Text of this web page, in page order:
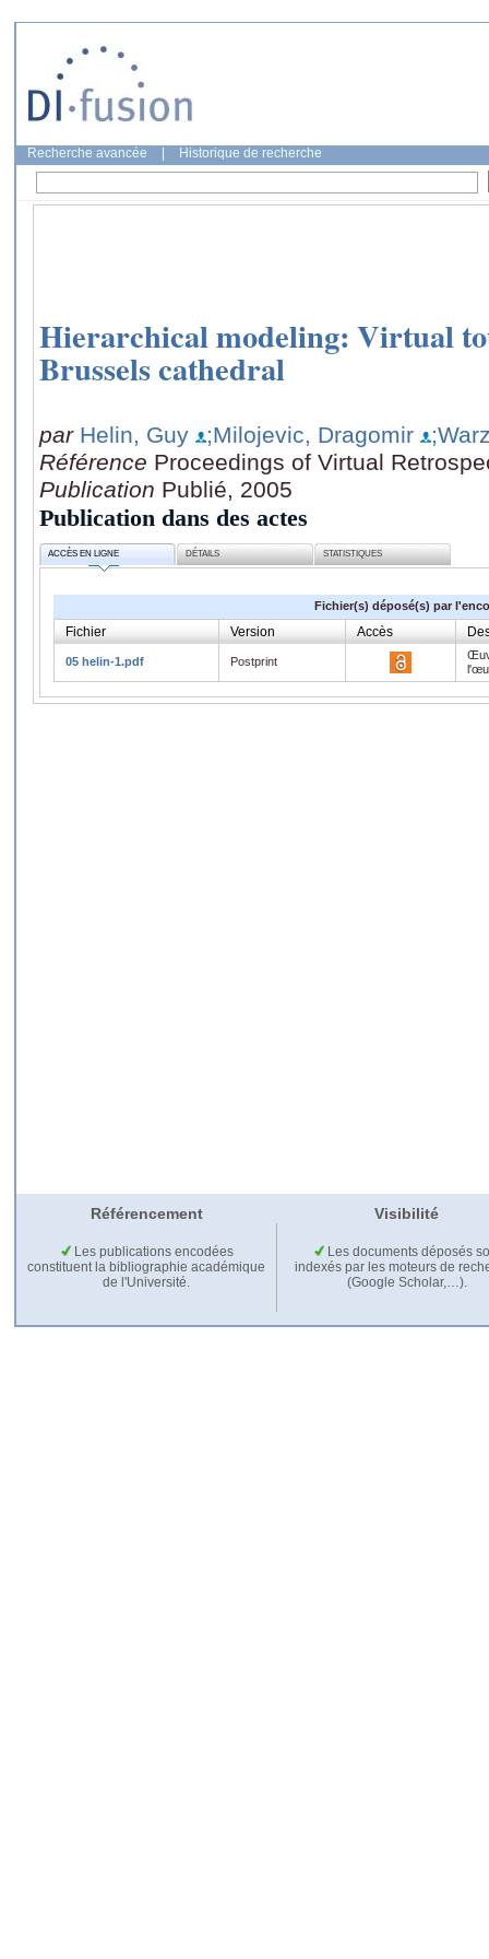
Recherche avancée Historique de recherche
Hierarchical modeling: Virtual
Brussels cathedral
par Helin, Guy ;Milojevic, Dragomir
Référence Proceedings of Virtual
Publication Publié, 2005
Publication dans des actes
ACCÈS EN LIGNE DÉTAILS STATISTIQUES
Fichier(s) déposé(s) par
Fichier Version Accès
05 helin-1.pdf Postprint
Référencement Visibilité
Les publications encodées
constituent la bibliographie académique
de l'Université.
Les documents déposés
indexés par les moteurs de
(Google Scholar,…).